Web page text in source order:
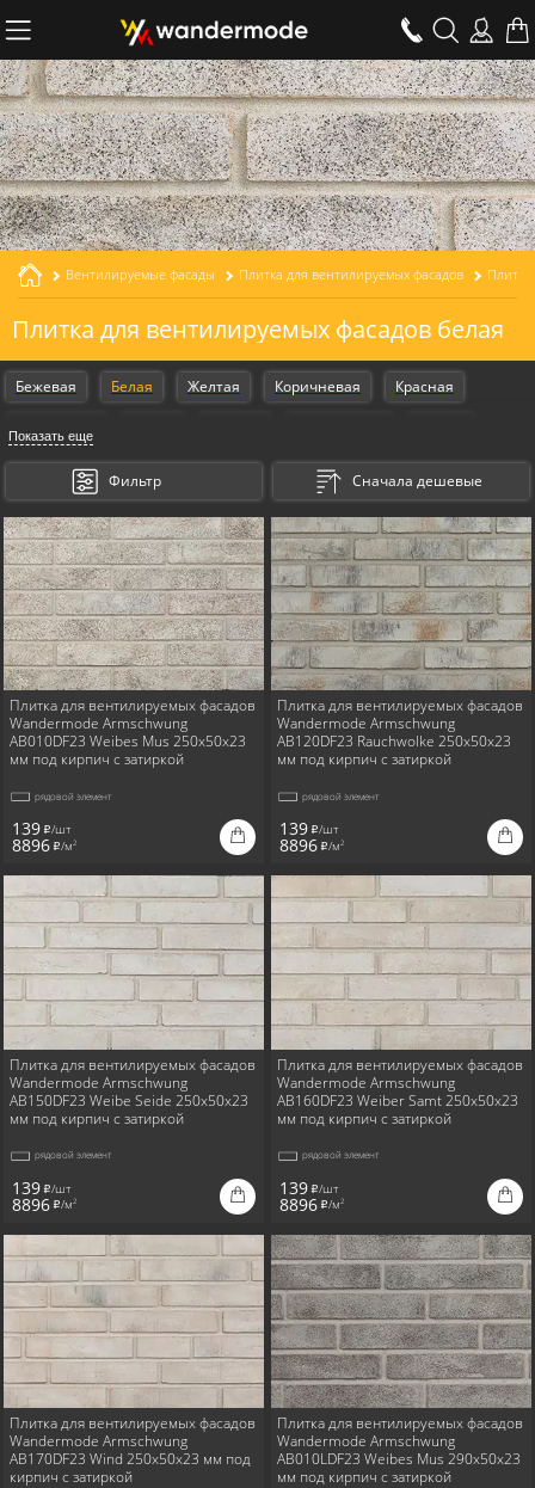
Вентилируемые фасады Плитка для вентилируемых фасадов
Плитка для вентилируемых фасадов белая
Бежевая Белая Желтая Коричневая Красная
Оранжевая
Показать еще
Фильтр Сначала дешевые
Плитка для вентилируемых фасадов
Wandermode Armschwung
AB010DF23 Weibes Mus 250x50x23
мм под кирпич с затиркой
рядовой элемент
139 i/шт
8896 i/м2
Плитка для вентилируемых фасадов
Wandermode Armschwung
AB120DF23 Rauchwolke 250x50x23
мм под кирпич с затиркой
рядовой элемент
139 i/шт
8896 i/м2
Плитка для вентилируемых фасадов
Wandermode Armschwung
AB150DF23 Weibe Seide 250x50x23
мм под кирпич с затиркой
рядовой элемент
139 i/шт
8896 i/м2
Плитка для вентилируемых фасадов
Wandermode Armschwung
AB160DF23 Weiber Samt 250x50x23
мм под кирпич с затиркой
рядовой элемент
139 i/шт
8896 i/м2
Плитка для вентилируемых фасадов
Wandermode Armschwung
AB170DF23 Wind 250x50x23 мм под
кирпич с затиркой
Плитка для вентилируемых фасадов
Wandermode Armschwung
AB010LDF23 Weibes Mus 290x50x23
мм под кирпич с затиркой